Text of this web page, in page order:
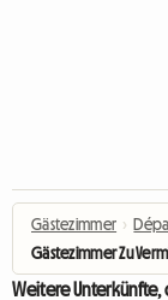
Gästezimmer ›
Gästezimmer Zu
Weitere Unterkünfte,